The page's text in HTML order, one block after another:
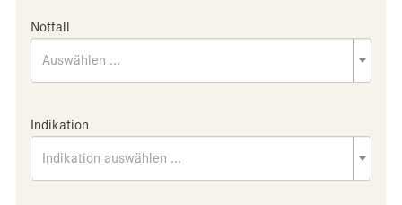
Notfall
Auswählen ...
Indikation
Indikation auswählen ...